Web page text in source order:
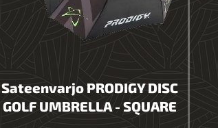
Sateenvarjo PRODIGY DISC
GOLF UMBRELLA - SQUARE